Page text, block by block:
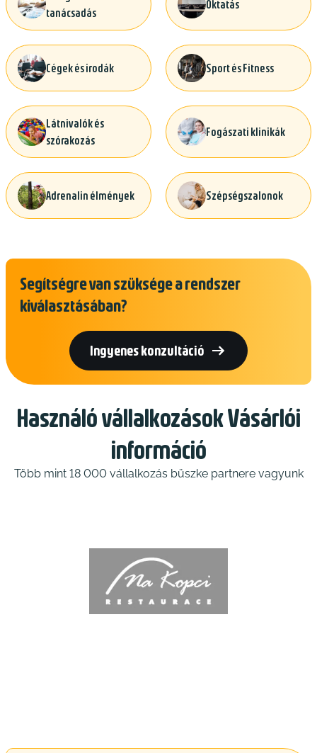
tanácsadás
Oktatás
Cégek és irodák Sport és Fitness
Látnivalók és
szórakozás
Fogászati klinikák
Adrenalin élmények Szépségszalonok
Segítségre van szüksége a rendszer
kiválasztásában?
Ingyenes konzultáció 
Használó vállalkozások Vásárlói
információ
Több mint 18 000 vállalkozás büszke partnere vagyunk